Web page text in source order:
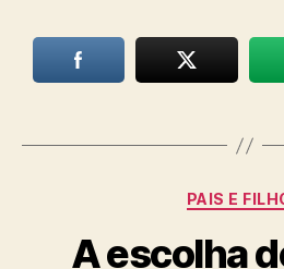
PAIS E
A escolha